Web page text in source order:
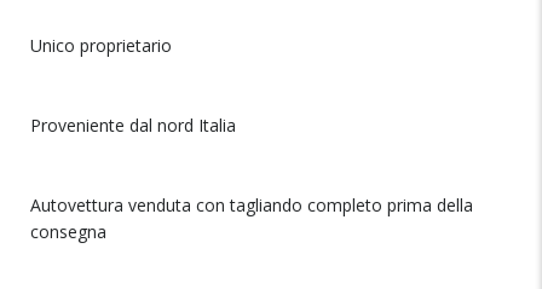
Unico proprietario
Proveniente dal nord Italia
Autovettura venduta con tagliando completo prima della
consegna